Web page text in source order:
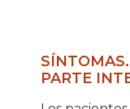
PARTE